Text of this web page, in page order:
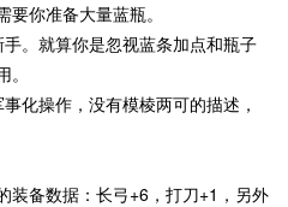
你准备大量蓝瓶。
。就算你是忽视蓝条加点和瓶子
化操作，没有模棱两可的描述，
装备数据：长弓+6，打刀+1，另外